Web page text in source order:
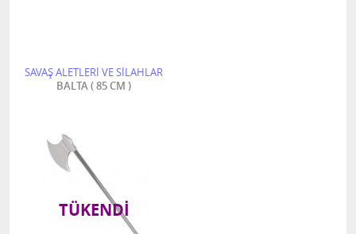
SAVAŞ ALETLERİ VE SİLAHLAR
BALTA ( 85 CM )
TÜKENDI